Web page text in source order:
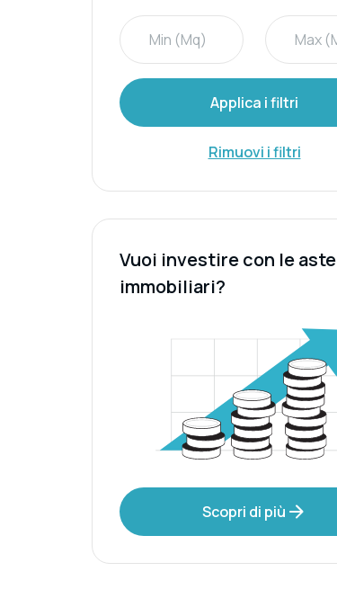
Applica i filtri
Rimuovi i filtri
Vuoi investire con le aste
immobiliari?
Scopri di più